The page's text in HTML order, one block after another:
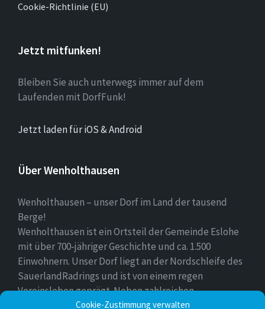
Cookie-Zustimmung verwalten
Cookie-Richtlinie (EU)
Jetzt mitfunken!
Bleiben Sie auch unterwegs immer auf dem
Laufenden mit DorfFunk!
Jetzt laden für iOS & Android
Über Wenholthausen
Wenholthausen – unser Dorf im Land der tausend
Berge!
Wenholthausen ist ein Ortsteil der Gemeinde Eslohe
mit über 700-jähriger Geschichte und ca. 1.500
Einwohnern. Unser Dorf liegt an der Nordschleife des
SauerlandRadrings und ist von einem regen
Vereinsleben geprägt. Neben zahlreichen
Freizeitmöglichkeiten ist unser Ort für sein